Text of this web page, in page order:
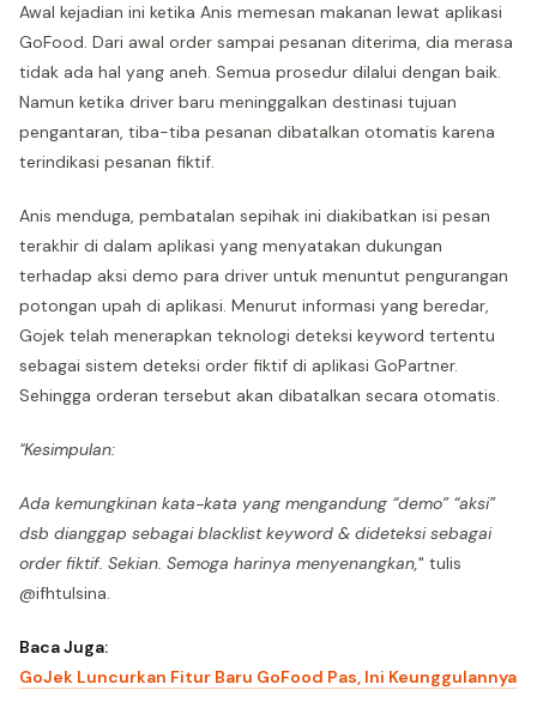
Awal kejadian ini ketika Anis memesan makanan lewat aplikasi
GoFood. Dari awal order sampai pesanan diterima, dia merasa
tidak ada hal yang aneh. Semua prosedur dilalui dengan baik.
Namun ketika driver baru meninggalkan destinasi tujuan
pengantaran, tiba-tiba pesanan dibatalkan otomatis karena
terindikasi pesanan fiktif.
Anis menduga, pembatalan sepihak ini diakibatkan isi pesan
terakhir di dalam aplikasi yang menyatakan dukungan
terhadap aksi demo para driver untuk menuntut pengurangan
potongan upah di aplikasi. Menurut informasi yang beredar,
Gojek telah menerapkan teknologi deteksi keyword tertentu
sebagai sistem deteksi order fiktif di aplikasi GoPartner.
Sehingga orderan tersebut akan dibatalkan secara otomatis.
"Kesimpulan:
Ada kemungkinan kata-kata yang mengandung “demo” “aksi”
dsb dianggap sebagai blacklist keyword & dideteksi sebagai
order fiktif. Sekian. Semoga harinya menyenangkan," tulis
@ifhtulsina.
Baca Juga:
GoJek Luncurkan Fitur Baru GoFood Pas, Ini Keunggulannya